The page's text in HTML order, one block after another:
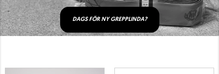
DAGS FÖR NY GREPPLINDA?